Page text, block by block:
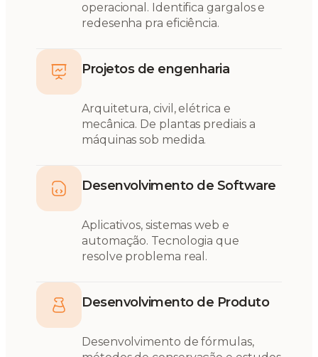
operacional. Identifica gargalos e
redesenha pra eficiência.
Projetos de engenharia
Arquitetura, civil, elétrica e
mecânica. De plantas prediais a
máquinas sob medida.
Desenvolvimento de Software
Aplicativos, sistemas web e
automação. Tecnologia que
resolve problema real.
Desenvolvimento de Produto
Desenvolvimento de fórmulas,